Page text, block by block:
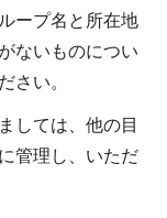
ープ名と所在地
ないものについ
さい。
しては、他の目
管理し、いただ